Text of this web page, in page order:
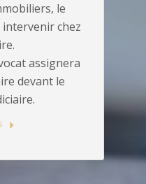
le
chez
assignera
devant le